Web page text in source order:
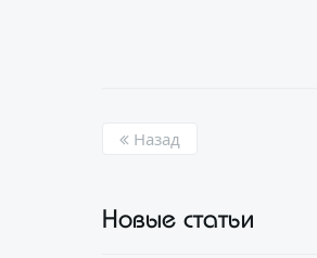
Назад
Новые статьи